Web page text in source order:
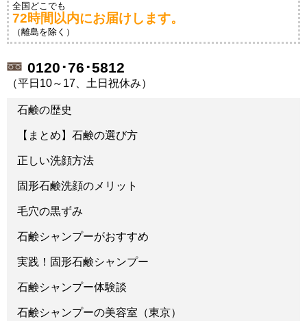
全国どこでも
72時間以内にお届けします。
（離島を除く）
0120･76･5812
（平日10～17、土日祝休み）
石鹸の歴史
【まとめ】石鹸の選び方
正しい洗顔方法
固形石鹸洗顔のメリット
毛穴の黒ずみ
石鹸シャンプーがおすすめ
実践！固形石鹸シャンプー
石鹸シャンプー体験談
石鹸シャンプーの美容室（東京）